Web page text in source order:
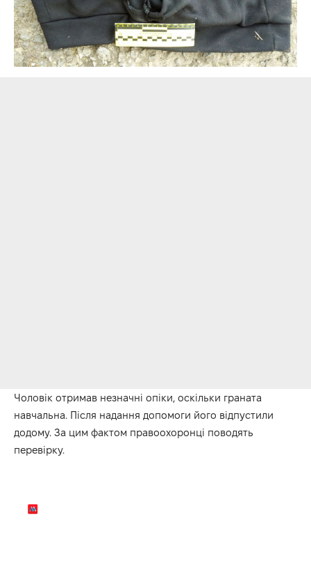
Чоловік отримав незначні опіки, оскільки граната
навчальна. Після надання допомоги його відпустили
додому. За цим фактом правоохоронці поводять
перевірку.